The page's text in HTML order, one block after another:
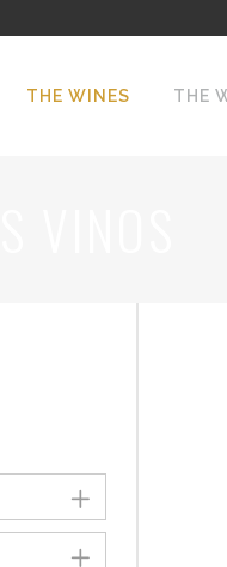
THE WINES THE